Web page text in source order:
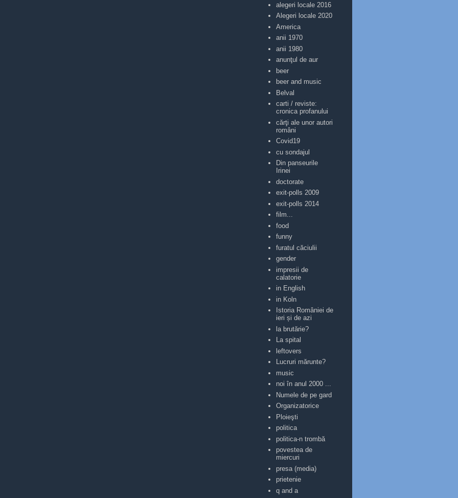
alegeri locale 2016
Alegeri locale 2020
America
anii 1970
anii 1980
anunţul de aur
beer
beer and music
Belval
carti / reviste:
cronica profanului
cărţi ale unor autori
români
Covid19
cu sondajul
Din panseurile
Irinei
doctorate
exit-polls 2009
exit-polls 2014
film...
food
funny
furatul căciulii
gender
impresii de
calatorie
in English
in Koln
Istoria României de
ieri și de azi
la brutărie?
La spital
leftovers
Lucruri mărunte?
music
noi în anul 2000 ...
Numele de pe gard
Organizatorice
Ploieşti
politica
politica-n trombă
povestea de
miercuri
presa (media)
prietenie
q and a